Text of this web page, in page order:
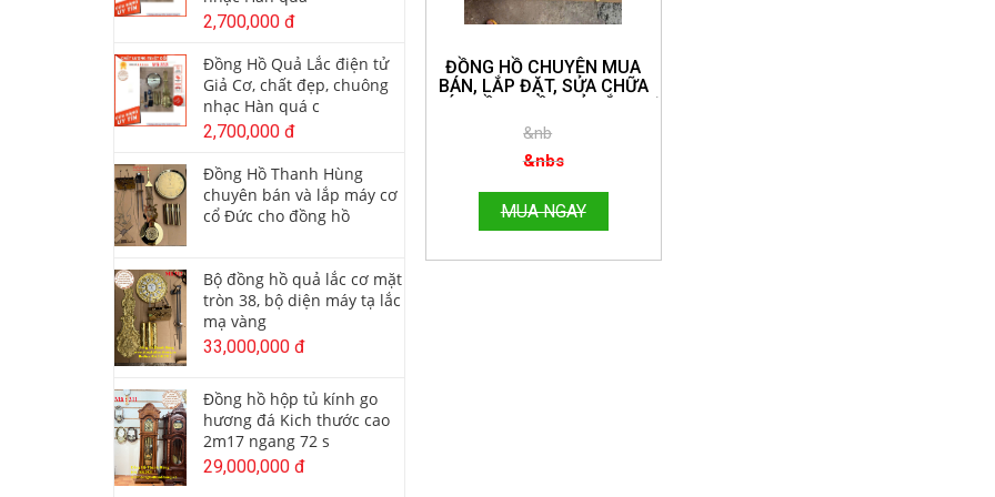
ĐỒNG HỒ CHUYÊN MUA
BÁN, LẮP ĐẶT, SỬA CHỮA
MÁY ĐỒNG HỒ QUẢ LẮC CƠ
ĐỨC CHUẨN TẠI NHÀ TOÀN
QUỐC. ĐT:096.188.2921
&nb
&nbs
MUA NGAY
2,700,000 đ
Đồng Hồ Quả Lắc điện tử
Giả Cơ, chất đẹp, chuông
nhạc Hàn quá c
2,700,000 đ
Đồng Hồ Thanh Hùng
chuyên bán và lắp máy cơ
cổ Đức cho đồng hồ
Bộ đồng hồ quả lắc cơ mặt
tròn 38, bộ diện máy tạ lắc
mạ vàng
33,000,000 đ
Đồng hồ hộp tủ kính go
hương đá Kich thước cao
2m17 ngang 72 s
29,000,000 đ